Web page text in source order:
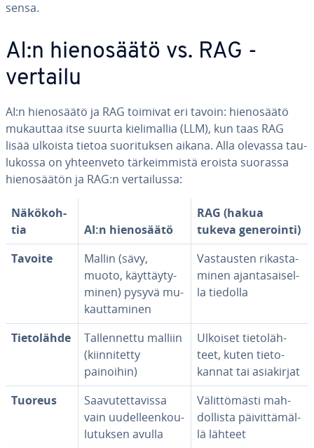
sen­sa.
AI:n hie­no­sää­tö vs. RAG -
vertailu
AI:n hie­no­sää­tö ja RAG toimivat eri tavoin: hie­no­sää­tö
mukauttaa itse suurta kie­li­mal­lia (LLM), kun taas RAG
lisää ulkoista tietoa suo­ri­tuk­sen aikana. Alla olevassa tau­
lu­kos­sa on yh­teen­ve­to tär­keim­mis­tä eroista suorassa
hie­no­sää­tön ja RAG:n ver­tai­lus­sa:
Nä­kö­koh­
tia
AI:n hie­no­sää­tö
RAG (hakua
tukeva ge­ne­roin­ti)
Tavoite
Mallin (sävy,
muoto, käyt­täy­ty­
mi­nen) pysyvä mu­
kaut­ta­mi­nen
Vas­taus­ten ri­kas­ta­
mi­nen ajan­ta­sai­sel­
la tiedolla
Tie­to­läh­de
Tal­len­net­tu malliin
(kiin­ni­tet­ty
painoihin)
Ulkoiset tie­to­läh­
teet, kuten tie­to­
kan­nat tai asia­kir­jat
Tuoreus
Saa­vu­tet­ta­vis­sa
vain uu­del­leen­kou­
lu­tuk­sen avulla
Vä­lit­tö­mäs­ti mah­
dol­lis­ta päi­vit­tä­mäl­
lä lähteet